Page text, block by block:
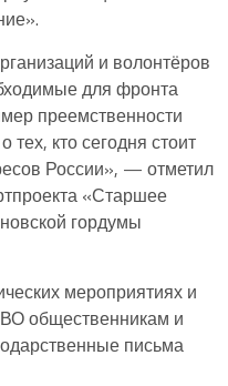
и волонтёров
для фронта
преемственности
тех, кто сегодня стоит
России», — отметил
«Старшее
гордумы
мероприятиях и
общественникам и
письма